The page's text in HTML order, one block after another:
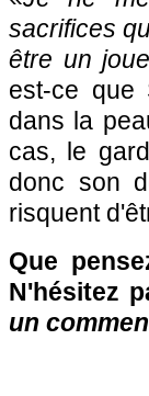
sacrifices
être un
est-ce que
dans la
cas, le
donc son
risquent
Que
N'hésitez
un